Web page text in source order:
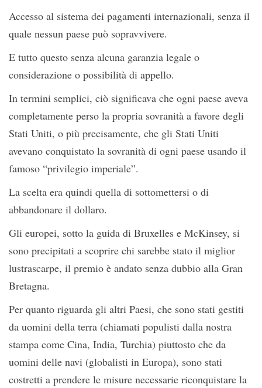
Accesso al sistema dei pagamenti internazionali, senza il
quale nessun paese può sopravvivere.
E tutto questo senza alcuna garanzia legale o
considerazione o possibilità di appello.
In termini semplici, ciò significava che ogni paese aveva
completamente perso la propria sovranità a favore degli
Stati Uniti, o più precisamente, che gli Stati Uniti
avevano conquistato la sovranità di ogni paese usando il
famoso “privilegio imperiale”.
La scelta era quindi quella di sottomettersi o di
abbandonare il dollaro.
Gli europei, sotto la guida di Bruxelles e McKinsey, si
sono precipitati a scoprire chi sarebbe stato il miglior
lustrascarpe, il premio è andato senza dubbio alla Gran
Bretagna.
Per quanto riguarda gli altri Paesi, che sono stati gestiti
da uomini della terra (chiamati populisti dalla nostra
stampa come Cina, India, Turchia) piuttosto che da
uomini delle navi (globalisti in Europa), sono stati
costretti a prendere le misure necessarie riconquistare la